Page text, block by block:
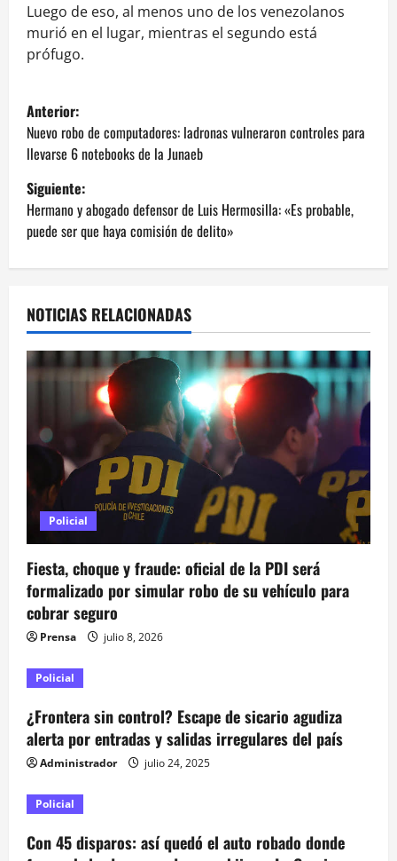
Luego de eso, al menos uno de los venezolanos
murió en el lugar, mientras el segundo está
prófugo.
N
a
v
e
g
c
i
ó
n
d
e
e
n
t
r
a
d
a
s
Anterior:
Nuevo robo de computadores: ladronas vulneraron controles para
llevarse 6 notebooks de la Junaeb
Siguiente:
Hermano y abogado defensor de Luis Hermosilla: «Es probable,
puede ser que haya comisión de delito»
NOTICIAS RELACIONADAS
Policial
Fiesta, choque y fraude: oficial de la PDI será
formalizado por simular robo de su vehículo para
cobrar seguro
Prensa julio 8, 2026
Policial
¿Frontera sin control? Escape de sicario agudiza
alerta por entradas y salidas irregulares del país
Administrador julio 24, 2025
Policial
Con 45 disparos: así quedó el auto robado donde